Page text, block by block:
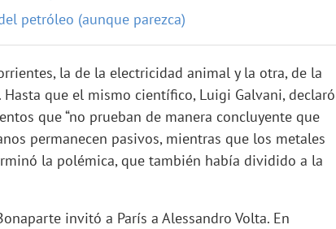
petróleo (aunque parezca)
la de la electricidad animal y la otra, de la
que el mismo científico, Luigi Galvani, declaró
que “no prueban de manera concluyente que
permanecen pasivos, mientras que los metales
la polémica, que también había dividido a la
invitó a París a Alessandro Volta. En